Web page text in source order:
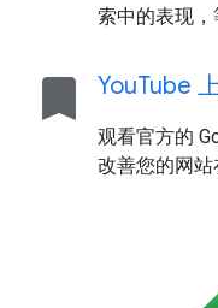
索中的表现，
bookmark YouTube
观看官方的
改善您的网站